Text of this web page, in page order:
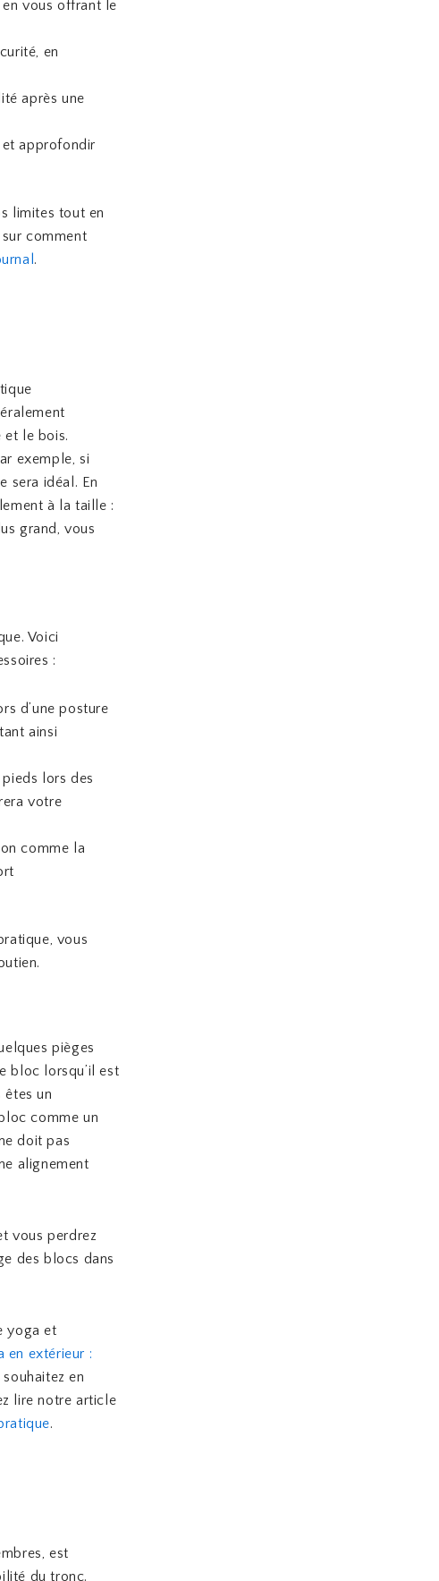
vous offrant le
en
après une
approfondir
limites tout en
comment
.
et le bois.
exemple, si
sera idéal. En
à la taille :
grand, vous
Voici
:
d’une posture
ainsi
lors des
votre
comme la
vous
pièges
bloc lorsqu’il est
êtes un
comme un
doit pas
alignement
vous perdrez
des blocs dans
yoga et
en extérieur :
en
lire notre article
.
est
du tronc.